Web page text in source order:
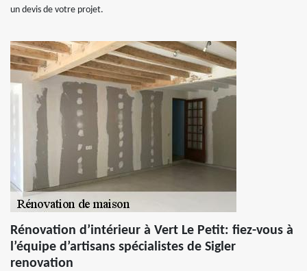
un devis de votre projet.
Rénovation d’intérieur à Vert Le Petit: fiez-vous à
l’équipe d’artisans spécialistes de Sigler
renovation